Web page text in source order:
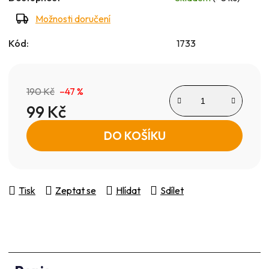
Možnosti doručení
Kód: 1733
190 Kč –47 %
99 Kč
Měrná cena: DO KOŠÍKU
Tisk Zeptat se Hlídat Sdílet